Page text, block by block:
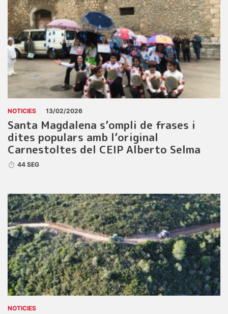
NOTICIES 13/02/2026
Santa Magdalena s’ompli de frases i
dites populars amb l’original
Carnestoltes del CEIP Alberto Selma
44 SEG
NOTICIES